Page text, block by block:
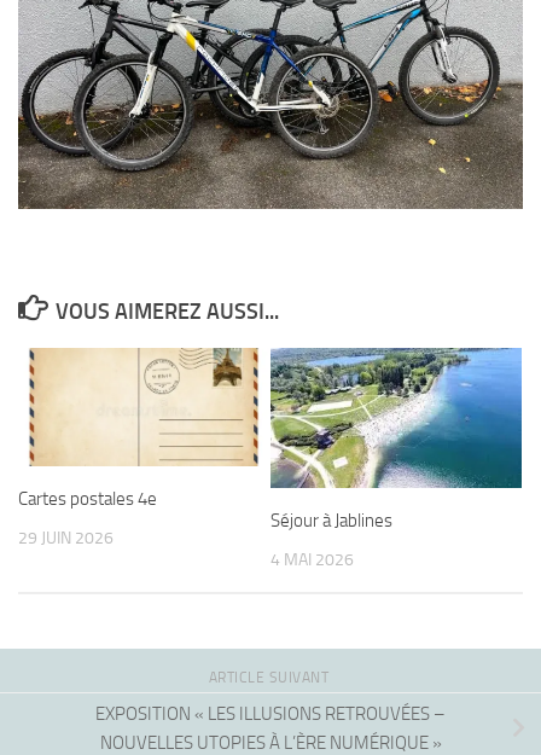
VOUS AIMEREZ AUSSI...
Cartes postales 4e
29 JUIN 2026
Séjour à Jablines
4 MAI 2026
ARTICLE SUIVANT
EXPOSITION « LES ILLUSIONS RETROUVÉES –
NOUVELLES UTOPIES À L’ÈRE NUMÉRIQUE »